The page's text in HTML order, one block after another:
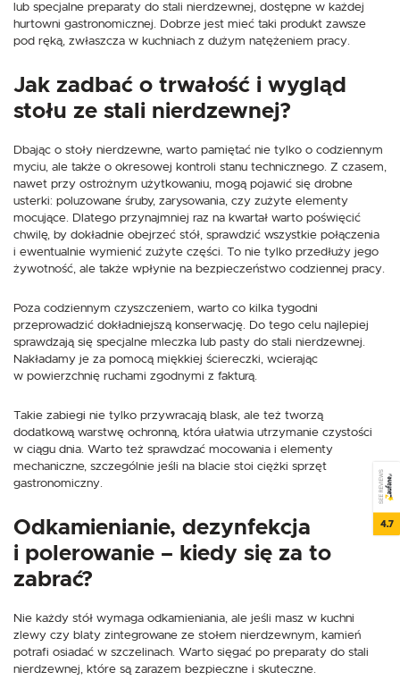
lub specjalne preparaty do stali nierdzewnej, dostępne w każdej
hurtowni gastronomicznej. Dobrze jest mieć taki produkt zawsze
pod ręką, zwłaszcza w kuchniach z dużym natężeniem pracy.
Jak zadbać o trwałość i wygląd
stołu ze stali nierdzewnej?
Dbając o stoły nierdzewne, warto pamiętać nie tylko o codziennym
myciu, ale także o okresowej kontroli stanu technicznego. Z czasem,
nawet przy ostrożnym użytkowaniu, mogą pojawić się drobne
usterki: poluzowane śruby, zarysowania, czy zużyte elementy
mocujące. Dlatego przynajmniej raz na kwartał warto poświęcić
chwilę, by dokładnie obejrzeć stół, sprawdzić wszystkie połączenia
i ewentualnie wymienić zużyte części. To nie tylko przedłuży jego
żywotność, ale także wpłynie na bezpieczeństwo codziennej pracy.
Poza codziennym czyszczeniem, warto co kilka tygodni
przeprowadzić dokładniejszą konserwację. Do tego celu najlepiej
sprawdzają się specjalne mleczka lub pasty do stali nierdzewnej.
Nakładamy je za pomocą miękkiej ściereczki, wcierając
w powierzchnię ruchami zgodnymi z fakturą.
Takie zabiegi nie tylko przywracają blask, ale też tworzą
dodatkową warstwę ochronną, która ułatwia utrzymanie czystości
w ciągu dnia. Warto też sprawdzać mocowania i elementy
mechaniczne, szczególnie jeśli na blacie stoi ciężki sprzęt
gastronomiczny.
Odkamienianie, dezynfekcja
i polerowanie – kiedy się za to
zabrać?
Nie każdy stół wymaga odkamieniania, ale jeśli masz w kuchni
zlewy czy blaty zintegrowane ze stołem nierdzewnym, kamień
potrafi osiadać w szczelinach. Warto sięgać po preparaty do stali
nierdzewnej, które są zarazem bezpieczne i skuteczne.
SEE REVIEWS
4.7